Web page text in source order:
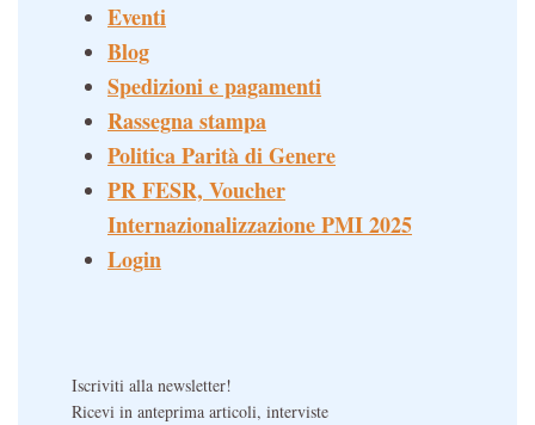
Eventi
Blog
Spedizioni e pagamenti
Rassegna stampa
Politica Parità di Genere
PR FESR, Voucher
Internazionalizzazione PMI 2025
Login
Iscriviti alla newsletter!
Ricevi in anteprima articoli, interviste